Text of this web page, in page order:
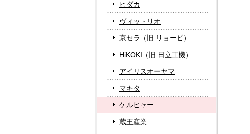
ヒダカ
ヴィットリオ
京セラ（旧 リョービ）
HiKOKI（旧 日立工機）
アイリスオーヤマ
マキタ
ケルヒャー
蔵王産業